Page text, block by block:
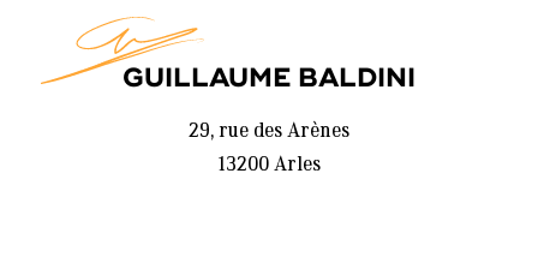
GUILLAUME BALDINI
29, rue des Arènes
13200 Arles